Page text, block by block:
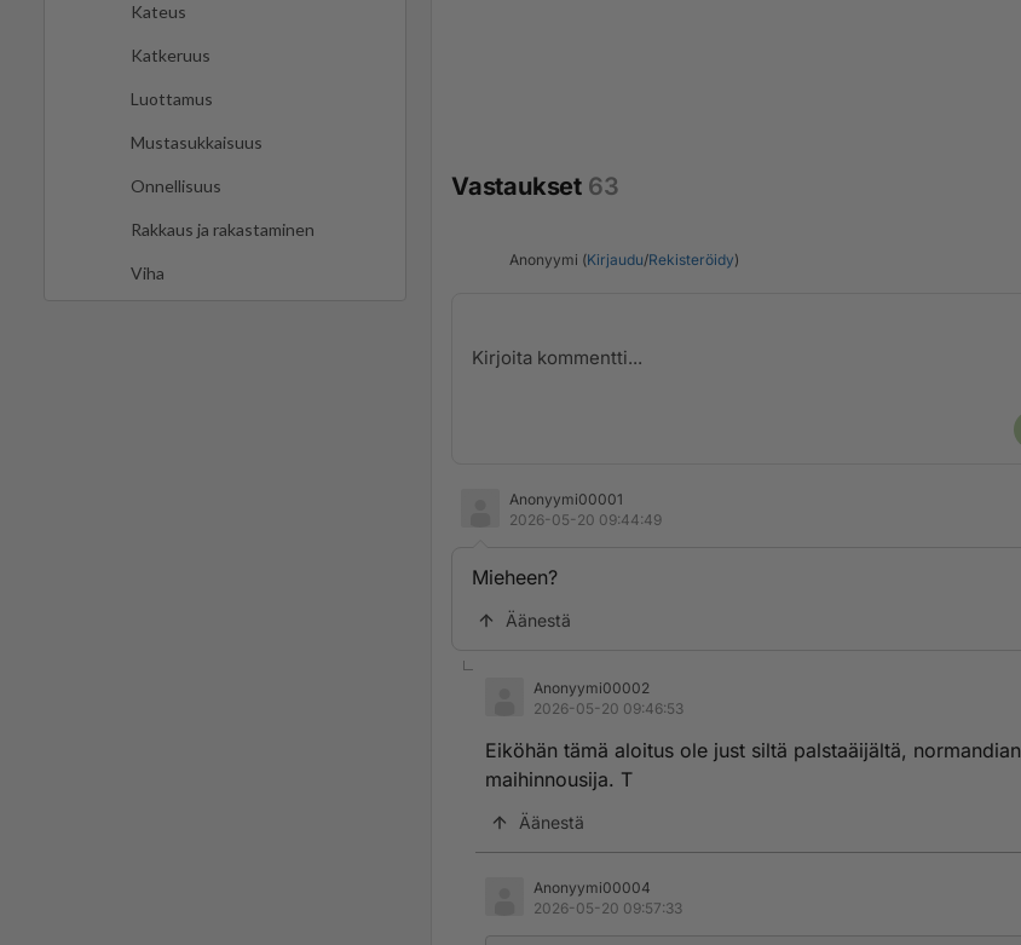
Kateus
Katkeruus
Luottamus
Mustasukkaisuus
Onnellisuus
Rakkaus ja rakastaminen
Viha
Vastaukset 63
Anonyymi (Kirjaudu/Rekisteröidy)
Anonyymi00001
2026-05-20 09:44:49
Mieheen?
Äänestä
Anonyymi00002
2026-05-20 09:46:53
Eiköhän tämä aloitus ole just siltä palstaäijältä, normandian
maihinnousija. T
Äänestä
Anonyymi00004
2026-05-20 09:57:33